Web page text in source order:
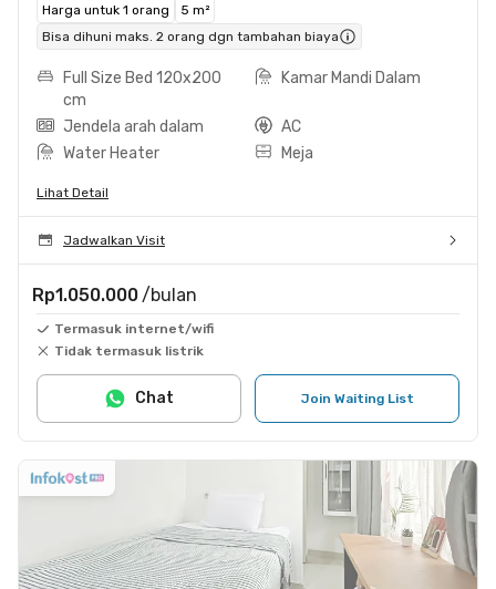
Harga untuk 1 orang
5 m²
Bisa dihuni maks. 2 orang dgn tambahan biaya
Full Size Bed 120x200
cm
Kamar Mandi Dalam
Jendela arah dalam
AC
Water Heater
Meja
Lihat Detail
Jadwalkan Visit
Rp1.050.000 /bulan
Termasuk internet/wifi
Tidak termasuk listrik
Join Waiting List
Chat